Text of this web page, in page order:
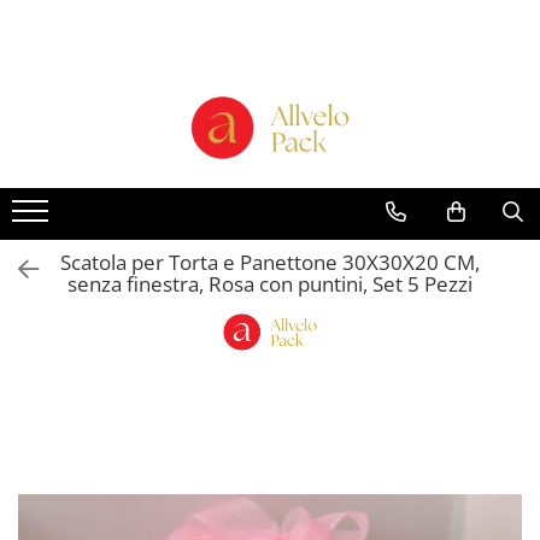
Scatole per Panettone e Torte
Scatole per Panettone e Torte con
Finestra
Scatole per Panettone e Torte
senza Finestra
Buste in Cartone per Regalo
Scatole Alte senza Finestra per Mini
Scatola per Torta e Panettone 30X30X20 CM,
senza finestra, Rosa con puntini, Set 5 Pezzi